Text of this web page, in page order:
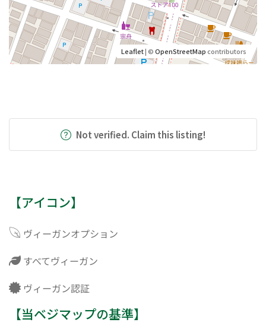
Leaflet| ©OpenStreetMapcontributors
Not verified. Claim this listing!
【アイコン】
ヴィーガンオプション
すべてヴィーガン
ヴィーガン認証
【当ベジマップの基準】